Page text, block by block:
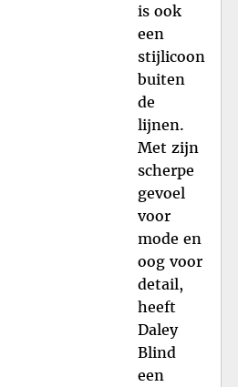
is ook
een
stijlicoon
buiten
de
lijnen.
Met zijn
scherpe
gevoel
voor
mode en
oog voor
detail,
heeft
Daley
Blind
een